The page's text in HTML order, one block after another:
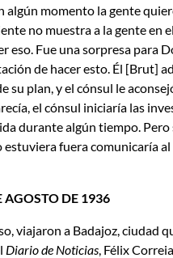
algún momento la gente
no muestra a la gente en
eso. Fue una sorpresa para
de hacer esto. Él [Brut]
su plan, y el cónsul le
el cónsul iniciaría las
durante algún tiempo. Pero
fuera comunicaría
AGOSTO DE 1936
viajaron a Badajoz, ciudad
Diario de Noticias, Félix